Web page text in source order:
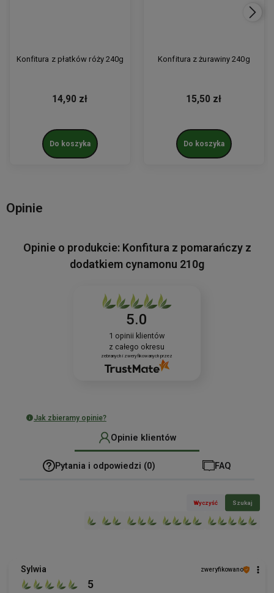
Konfitura z płatków róży 240g
14,90 zł
Do koszyka
Konfitura z żurawiny 240g
15,50 zł
Do koszyka
Opinie
Opinie o produkcie: Konfitura z pomarańczy z
dodatkiem cynamonu 210g
5.0
1 opinii klientów
z całego okresu
zebranych i zweryfikowanych przez
Jak zbieramy opinie?
Opinie klientów
Pytania i odpowiedzi (0) FAQ
Wyczyść Szukaj
Sylwia zweryfikowano
5